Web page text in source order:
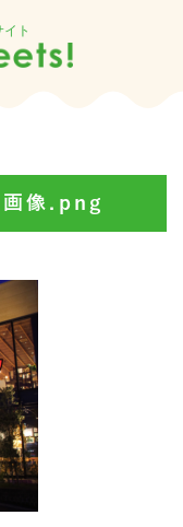
ト
画像.png
ム